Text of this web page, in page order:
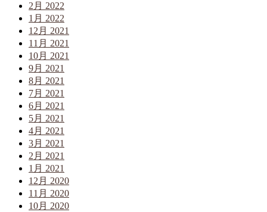
2月 2022
1月 2022
12月 2021
11月 2021
10月 2021
9月 2021
8月 2021
7月 2021
6月 2021
5月 2021
4月 2021
3月 2021
2月 2021
1月 2021
12月 2020
11月 2020
10月 2020